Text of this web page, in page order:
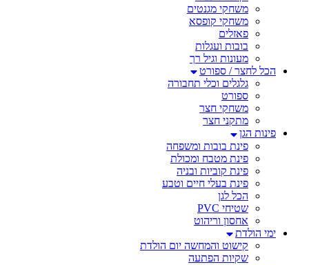
משחקי מגנטים
משחקי קופסא
פאזלים
בובות ועגלות
מעונות וגיל רך
הכל לחצר / ספורט
גלגלים וכלי תחבורה
ספורט
משחקי חצר
מתקני חצר
פינות הגן
פינת בובות ומשפחה
פינת מטבח ומכולת
פינת קוביות ובניה
פינת בעלי חיים וטבע
הכל לגן
שטיחי PVC
אחסון וריהוט
ימי הולדת
קישוט והמחשה יום הולדת
שקיות הפתעה